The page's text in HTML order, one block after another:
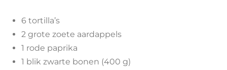
6 tortilla’s
2 grote zoete aardappels
1 rode paprika
1 blik zwarte bonen (400 g)